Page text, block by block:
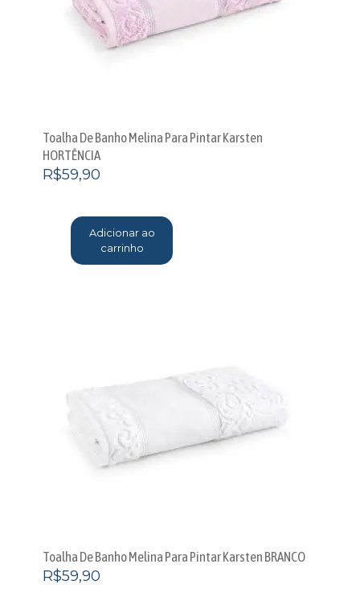
Toalha De Banho Melina Para Pintar Karsten
HORTÊNCIA
R$59,90
Adicionar ao
carrinho
Toalha De Banho Melina Para Pintar Karsten BRANCO
R$59,90